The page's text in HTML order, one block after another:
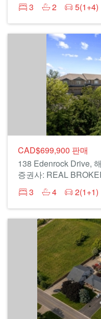
3
2 5(1+4)
CAD$699,900 판매
138 Edenrock Drive,
증권사: REAL
3
4 2(1+1)